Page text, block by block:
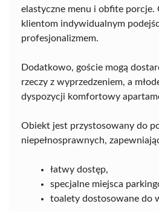
elastyczne menu i obfite porcje.
klientom indywidualnym
profesjonalizmem.
Dodatkowo, goście mogą
rzeczy z wyprzedzeniem, a
dyspozycji komfortowy
Obiekt jest przystosowany do
niepełnosprawnych,
łatwy dostęp,
specjalne miejsca
toalety dostosowane do